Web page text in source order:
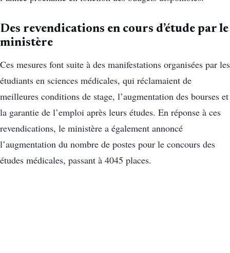
Des revendications en cours d’étude par le
ministère
Ces mesures font suite à des manifestations organisées par les
étudiants en sciences médicales, qui réclamaient de
meilleures conditions de stage, l’augmentation des bourses et
la garantie de l’emploi après leurs études. En réponse à ces
revendications, le ministère a également annoncé
l’augmentation du nombre de postes pour le concours des
études médicales, passant à 4045 places.